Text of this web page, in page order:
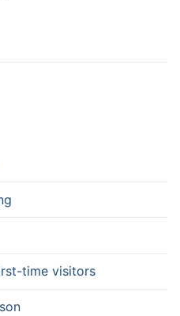
time visitors